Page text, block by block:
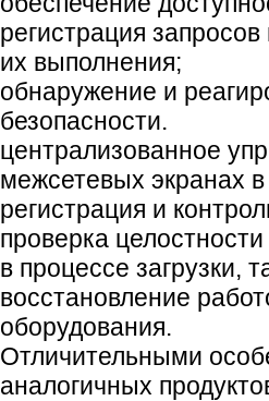
регистрация
их выполнения;
обнаружение и
безопасности.
централизованное
межсетевых экранах
регистрация и
проверка
в процессе загрузки,
восстановление
оборудования.
Отличительными
аналогичных